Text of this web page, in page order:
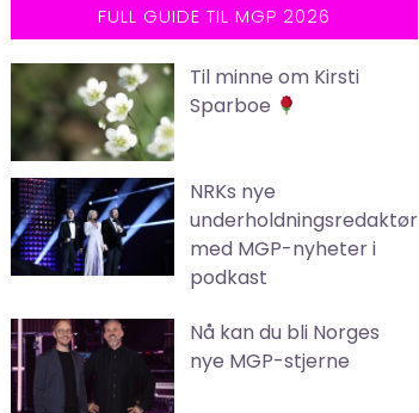
FULL GUIDE TIL MGP 2026
Til minne om Kirsti
Sparboe
NRKs nye
underholdningsredaktør
med MGP-nyheter i
podkast
Nå kan du bli Norges
nye MGP-stjerne